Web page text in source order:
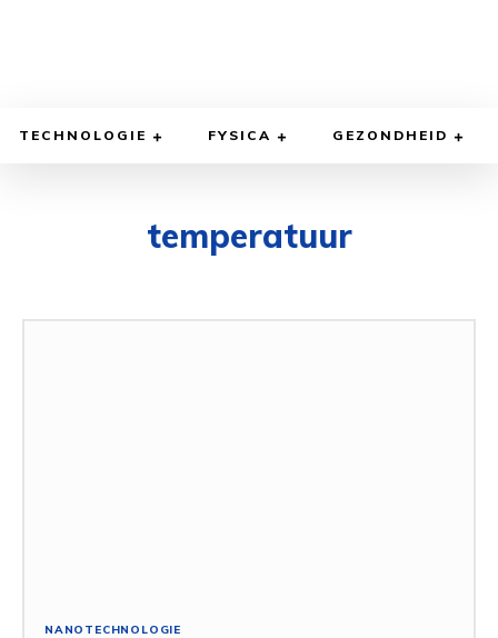
TECHNOLOGIE FYSICA GEZONDHEID
temperatuur
NANOTECHNOLOGIE